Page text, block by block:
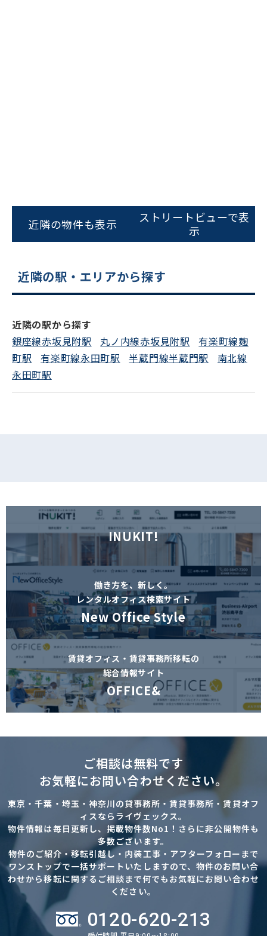
スムーズにご案内できます
0120-620-213
電話でお問い合わせ
近隣の物件も表示
ストリートビューで表
示
近隣の駅・エリアから探す
近隣の駅から探す
銀座線赤坂見附駅
丸ノ内線赤坂見附駅
有楽町線麹
町駅
有楽町線永田町駅 半蔵門線半蔵門駅
南北線
永田町駅
INUKIT!
働き方を、新しく。
レンタルオフィス検索サイト
New Office Style
賃貸オフィス・賃貸事務所移転の
総合情報サイト
OFFICE&
ご相談は無料です
お気軽にお問い合わせください。
東京・千葉・埼玉・神奈川の貸事務所・賃貸事務所・賃貸オフ
ィスならライヴェックス。
物件情報は毎日更新し、掲載物件数No1！さらに非公開物件も
多数ございます。
物件のご紹介・移転引越し・内装工事・アフターフォローまで
ワンストップで一括サポートいたしますので、物件のお問い合
わせから移転に関するご相談まで何でもお気軽にお問い合わせ
ください。
0120-620-213